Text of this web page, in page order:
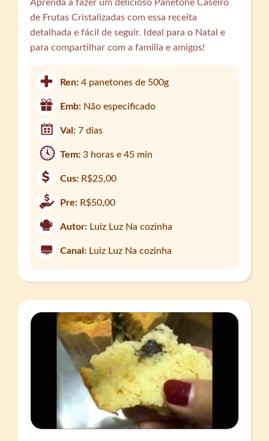
Aprenda a fazer um delicioso Panetone Caseiro
de Frutas Cristalizadas com essa receita
detalhada e fácil de seguir. Ideal para o Natal e
para compartilhar com a família e amigos!
Ren:4 panetones de 500g
Emb: Não especificado
Val:7 dias
Tem:3 horas e 45 min
Cus: R$25,00
Pre: R$50,00
Autor: Luiz Luz Na cozinha
Canal: Luiz Luz Na cozinha